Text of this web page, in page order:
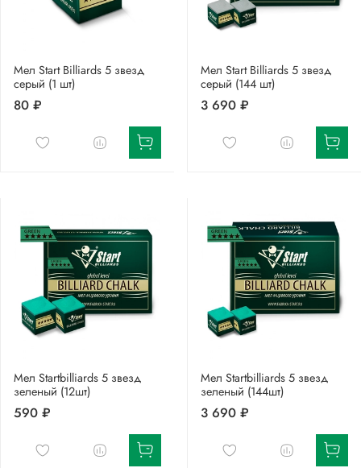
Мел Start Billiards 5 звезд
серый (1 шт)
80 ₽
Мел Start Billiards 5 звезд
серый (144 шт)
3 690 ₽
Мел Startbilliards 5 звезд
зеленый (12шт)
590 ₽
Мел Startbilliards 5 звезд
зеленый (144шт)
3 690 ₽